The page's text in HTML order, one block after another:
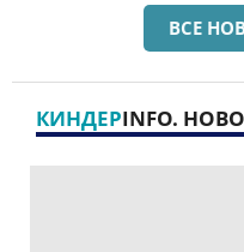
ВСЕ
КИНДЕРINFO.